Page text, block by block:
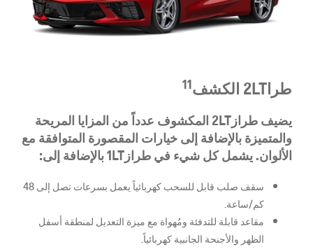
طرا2LT الكشف 11
يضيف طراز
2LT المكشوف عدداً من المزايا المريحة
والمتميزة بالإضافة إلى خيارات المقصورة المتوافقة مع
الألوان. يشمل كل شيء في طراز1LT بالإضافة إلى:
سقف صلب قابل للسحب كهربائياً يعمل بسرعات تصل إلى 48
كم/ساعة.
مقاعد قابلة للتدفئة ومُهواة مع ميزة التعديل لمنطقة أسفل
الظهر والأجنحة الجانبية كهربائياً.